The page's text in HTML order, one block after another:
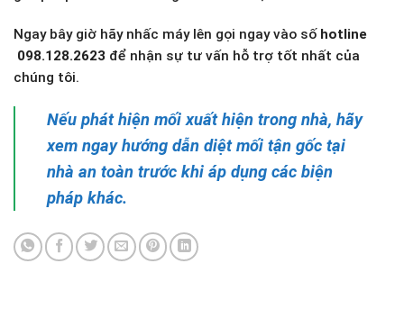
Ngay bây giờ hãy nhấc máy lên gọi ngay vào sốhotline
098.128.2623 để nhận sự tư vấn hỗ trợ tốt nhất của
chúng tôi.
Nếu phát hiện mối xuất hiện trong nhà, hãy
xem ngay hướng dẫn diệt mối tận gốc tại
nhà an toàn trước khi áp dụng các biện
pháp khác.